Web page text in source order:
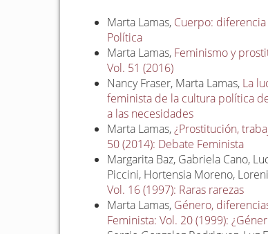
Marta Lamas, Cuerpo:
Política
Marta Lamas, Feminismo y
Vol. 51 (2016)
Nancy Fraser, Marta Lamas, La
feminista de la cultura política
a las necesidades
Marta Lamas,¿Prostitución,
50 (2014): Debate Feminista
Margarita Baz, Gabriela Cano,
Piccini, Hortensia Moreno,
Vol. 16 (1997): Raras rarezas
Marta Lamas, Género,
Feminista: Vol. 20 (1999):